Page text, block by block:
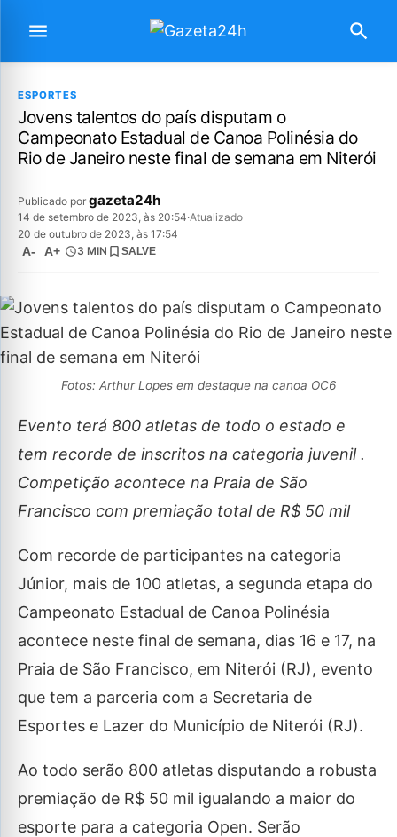
ESPORTES
Jovens talentos do país disputam o
Campeonato Estadual de Canoa Polinésia do
Rio de Janeiro neste final de semana em Niterói
Publicado por gazeta24h
14 de setembro de 2023, às 20:54·Atualizado
20 de outubro de 2023, às 17:54
A- A+ 3 MIN SALVE
Fotos: Arthur Lopes em destaque na canoa OC6
Evento terá 800 atletas de todo o estado e
tem recorde de inscritos na categoria juvenil .
Competição acontece na Praia de São
Francisco com premiação total de R$ 50 mil
Com recorde de participantes na categoria
Júnior, mais de 100 atletas, a segunda etapa do
Campeonato Estadual de Canoa Polinésia
acontece neste final de semana, dias 16 e 17, na
Praia de São Francisco, em Niterói (RJ), evento
que tem a parceria com a Secretaria de
Esportes e Lazer do Município de Niterói (RJ).
Ao todo serão 800 atletas disputando a robusta
premiação de R$ 50 mil igualando a maior do
esporte para a categoria Open. Serão